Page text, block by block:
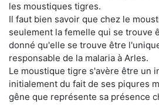
les moustiques tigres.
Il faut bien savoir que chez le
seulement la femelle qui se trouve
donné qu'elle se trouve être
responsable de la malaria à Arles.
Le moustique tigre s'avère être un
initialement du fait de ses piqures
gêne que représente sa présence